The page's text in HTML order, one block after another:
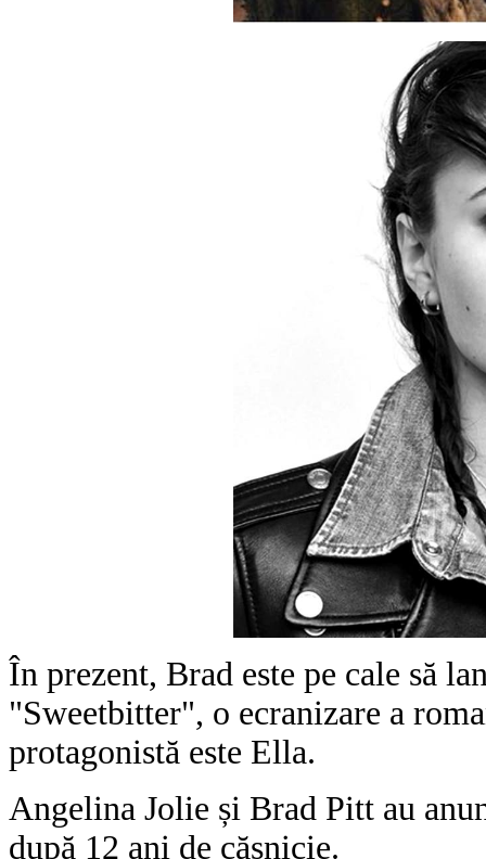
În prezent, Brad este pe cale să
"Sweetbitter", o ecranizare a
protagonistă este Ella.
Angelina Jolie și Brad Pitt au
după 12 ani de căsnicie.